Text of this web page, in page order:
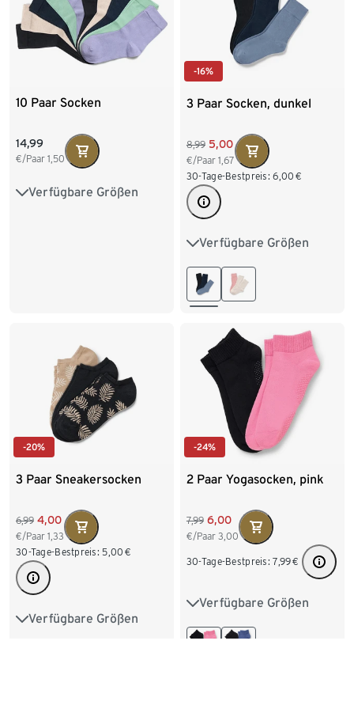
10 Paar Socken
14,99
€/Paar 1,50
Verfügbare Größen
35-38 39-42
-16%
3 Paar Socken, dunkel
8,99 5,00
€/Paar 1,67
30-Tage-Bestpreis: 6,00 €
Verfügbare Größen
35-38 39-42
-20%
3 Paar Sneakersocken
6,99 4,00
€/Paar 1,33
30-Tage-Bestpreis: 5,00 €
Verfügbare Größen
35-38 39-42
-24%
2 Paar Yogasocken, pink
7,99 6,00
€/Paar 3,00
30-Tage-Bestpreis: 7,99€
Verfügbare Größen
35-38 39-42